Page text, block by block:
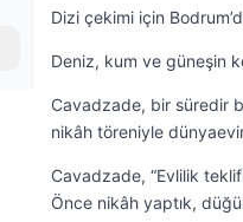
Dizi çekimi için
Deniz, kum ve güneşin
Cavadzade, bir süredir
nikâh töreniyle
Cavadzade, “Evlilik
Önce nikâh yaptık,